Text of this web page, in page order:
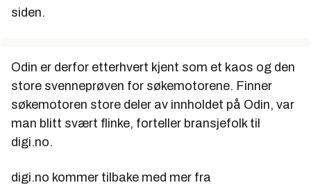
siden.
Odin er derfor etterhvert kjent som et kaos og den
store svenneprøven for søkemotorene. Finner
søkemotoren store deler av innholdet på Odin, var
man blitt svært flinke, forteller bransjefolk til
digi.no.
digi.no kommer tilbake med mer fra